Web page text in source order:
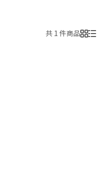
共 1 件商品